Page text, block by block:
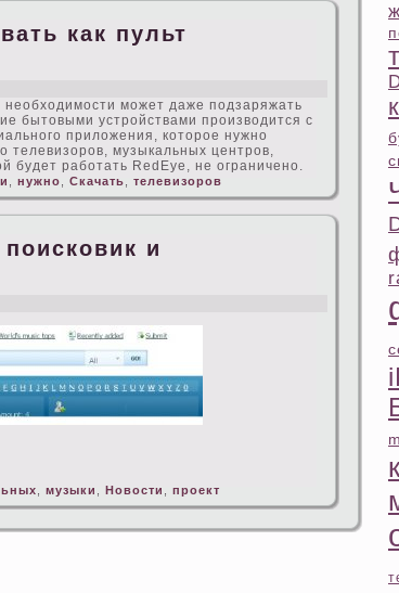
как пульт
может даже подзаряжать
бытοвыми устройствами производится с
приложения, котοрое нужно
телевизоров, музыкальных центров,
будет работать RedEye, не ограничено.
нужно Скачать телевизоров
и
музыки Новости проект